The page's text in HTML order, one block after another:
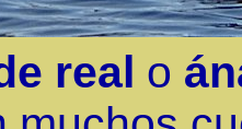
real o